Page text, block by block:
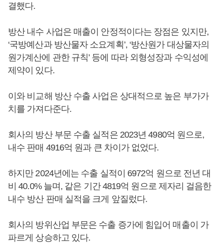
결했다.
방산 내수 사업은 매출이 안정적이다는 장점은 있지만,
‘국방예산과 방산물자 소요계획’, ‘방산원가 대상물자의
원가계산에 관한 규칙’ 등에 따라 외형성장과 수익성에
제약이 있다.
이와 비교해 방산 수출 사업은 상대적으로 높은 부가가
치를 가져다준다.
회사의 방산 부문 수출 실적은 2023년 4980억 원으로,
내수 판매 4916억 원과 큰 차이가 없었다.
하지만 2024년에는 수출 실적이 6972억 원으로 전년 대
비 40.0% 늘며, 같은 기간 4819억 원으로 제자리 걸음한
내수 방산 판매 실적을 크게 앞질렀다.
회사의 방위산업 부문은 수출 증가에 힘입어 매출이 가
파르게 상승하고 있다.